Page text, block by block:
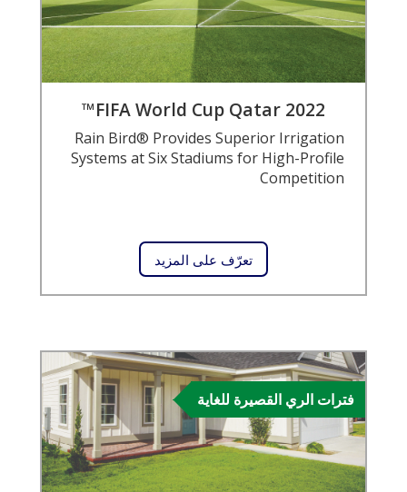
FIFA World Cup Qatar 2022™
Rain Bird® Provides Superior Irrigation
Systems at Six Stadiums for High-Profile
Competition
تعرّف على المزيد
فترات الري القصيرة للغاية